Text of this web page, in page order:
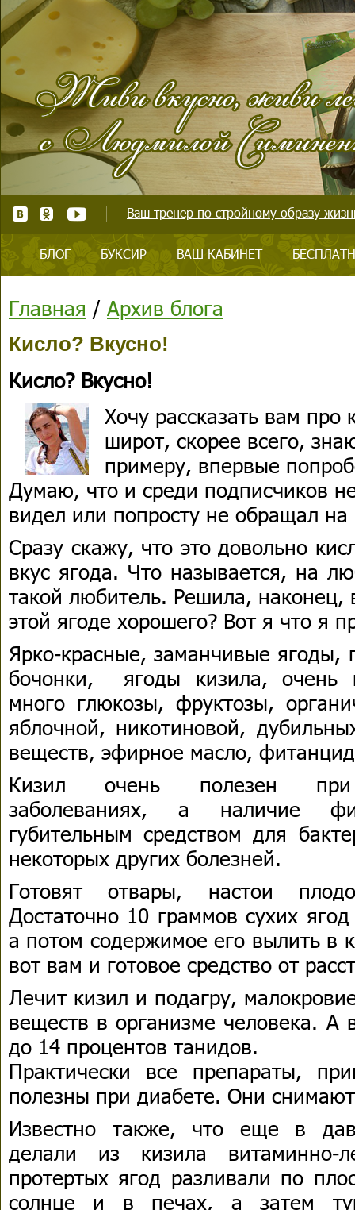
Ваш тренер по стройному образу
БЛОГ БУКСИР ВАШ КАБИНЕТ
Главная / Архив блога
Кисло? Вкусно!
Кисло? Вкусно!
Хочу рассказать вам
широт, скорее всего,
примеру, впервые
Думаю, что и среди подписчиков
видел или попросту не обращал
Сразу скажу, что это довольно
вкус ягода. Что называется, на
такой любитель. Решила,
этой ягоде хорошего? Вот я что я
Ярко-красные, заманчивые
бочонки, ягоды кизила, очень
много глюкозы, фруктозы,
яблочной, никотиновой,
веществ, эфирное масло,
Кизил очень полезен при
заболеваниях, а наличие
губительным средством для
некоторых других болезней.
Готовят отвары, настои
Достаточно 10 граммов сухих
а потом содержимое его вылить в
вот вам и готовое средство от
Лечит кизил и подагру,
веществ в организме человека. А
до 14 процентов танидов.
Практически все препараты,
полезны при диабете. Они
Известно также, что еще в
делали из кизила витаминно-
протертых ягод разливали по
солнце и в печах, а затем